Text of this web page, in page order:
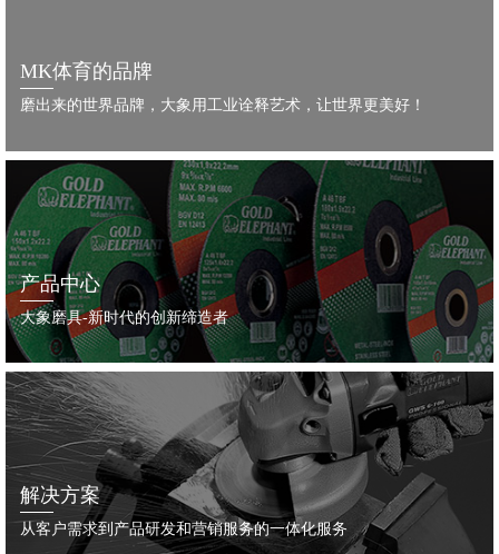
MK体育的品牌
磨出来的世界品牌，大象用工业诠释艺术，让世界更美好！
产品中心
大象磨具-新时代的创新缔造者
解决方案
从客户需求到产品研发和营销服务的一体化服务